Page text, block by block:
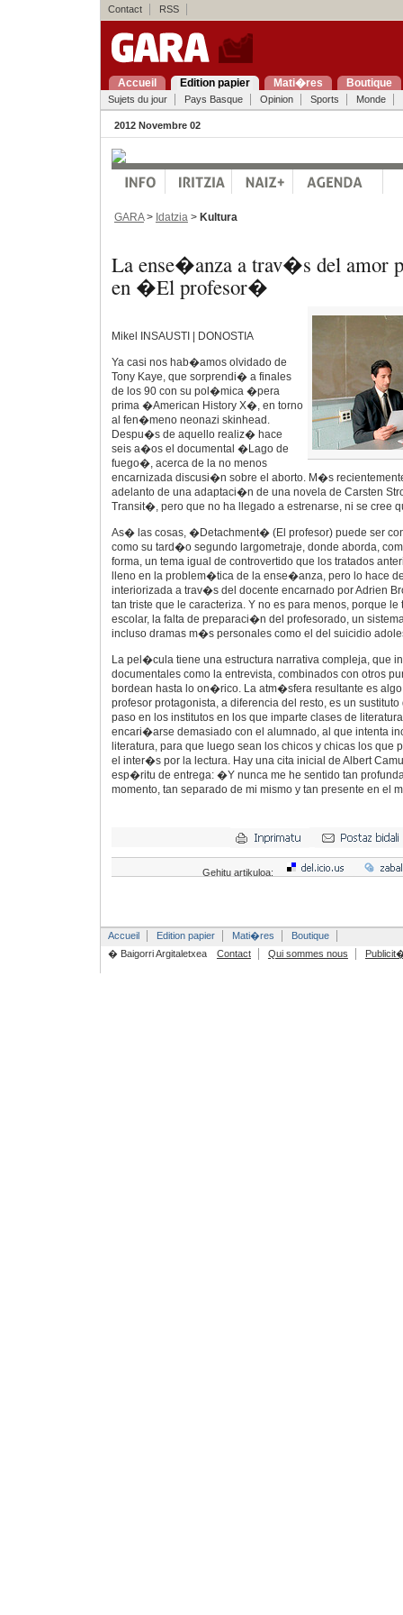
Contact RSS
Accueil Edition papier Mati�res Boutique
Sujets du jour Pays Basque Opinion Sports Monde
2012 Novembre 02
GARA> Idatzia > Kultura
La ense�anza a trav�s del amor
en �El profesor�
Mikel INSAUSTI | DONOSTIA
Ya casi nos hab�amos olvidado de
Tony Kaye, que sorprendi� a finales
de los 90 con su pol�mica �pera
prima �American History X�, en torno
al fen�meno neonazi skinhead.
Despu�s de aquello realiz� hace
seis a�os el documental �Lago de
fuego�, acerca de la no menos
encarnizada discusi�n sobre el aborto. M�s
adelanto de una adaptaci�n de una novela de Carsten
Transit�, pero que no ha llegado a estrenarse, ni se cree
As� las cosas, �Detachment� (El profesor) puede ser
como su tard�o segundo largometraje, donde aborda,
forma, un tema igual de controvertido que los tratados
lleno en la problem�tica de la ense�anza, pero lo hace
interiorizada a trav�s del docente encarnado por Adrien
tan triste que le caracteriza. Y no es para menos, porque
escolar, la falta de preparaci�n del profesorado, un
incluso dramas m�s personales como el del suicidio
La pel�cula tiene una estructura narrativa compleja, que
documentales como la entrevista, combinados con otros
bordean hasta lo on�rico. La atm�sfera resultante es
profesor protagonista, a diferencia del resto, es un
paso en los institutos en los que imparte clases de
encari�arse demasiado con el alumnado, al que intenta
literatura, para que luego sean los chicos y chicas los que
el inter�s por la lectura. Hay una cita inicial de Albert
esp�ritu de entrega: �Y nunca me he sentido tan
momento, tan separado de mi mismo y tan presente en el
Gehitu artikuloa:
Accueil Edition papier Mati�res
Boutique
� Baigorri Argitaletxea
Contact Qui sommes nous